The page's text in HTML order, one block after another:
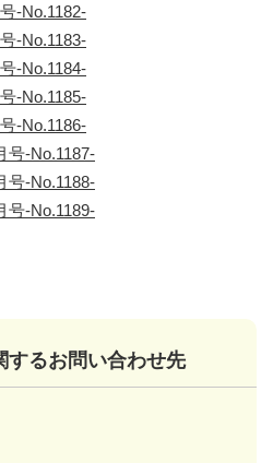
-No.1182-
-No.1183-
-No.1184-
-No.1185-
-No.1186-
号-No.1187-
号-No.1188-
号-No.1189-
するお問い合わせ先